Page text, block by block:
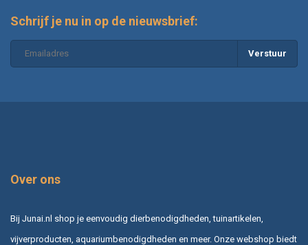
soorten profiteren van het delen na enkele jaren, wat zorgt voor gezonde
groei en extra planten.
Vaste planten in pot of border
Veelgestelde vragen
Wat zijn vaste planten precies?
Schrijf je nu in op de nieuwsbrief:
Verstuur
Over ons
Bij Junai.nl shop je eenvoudig dierbenodigdheden, tuinartikelen,
vijverproducten, aquariumbenodigdheden en meer. Onze webshop biedt